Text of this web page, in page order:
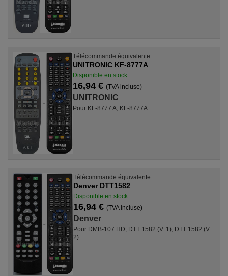
Télécommande équivalente
UNITRONIC KF-8777A
Disponible en stock
16,94 € (TVA incluse)
UNITRONIC
Pour KF-8777 A, KF-8777A
Télécommande équivalente
Denver DTT1582
Disponible en stock
16,94 € (TVA incluse)
Denver
Pour DMB-107 HD, DTT 1582 (V. 1), DTT 1582 (V.
2)